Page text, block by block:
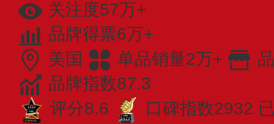
关注度57万+
品牌得票6万+
美国
单品销量2万+
品牌指数87.3
评分8.6
口碑指数2932